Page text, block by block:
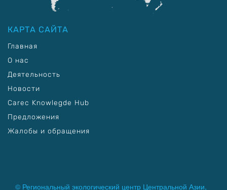
КАРТА САЙТА
Главная
О нас
Деятельность
Новости
Carec Knowlegde Hub
Предложения
Жалобы и обращения
© Региональный экологический центр Центральной Азии,